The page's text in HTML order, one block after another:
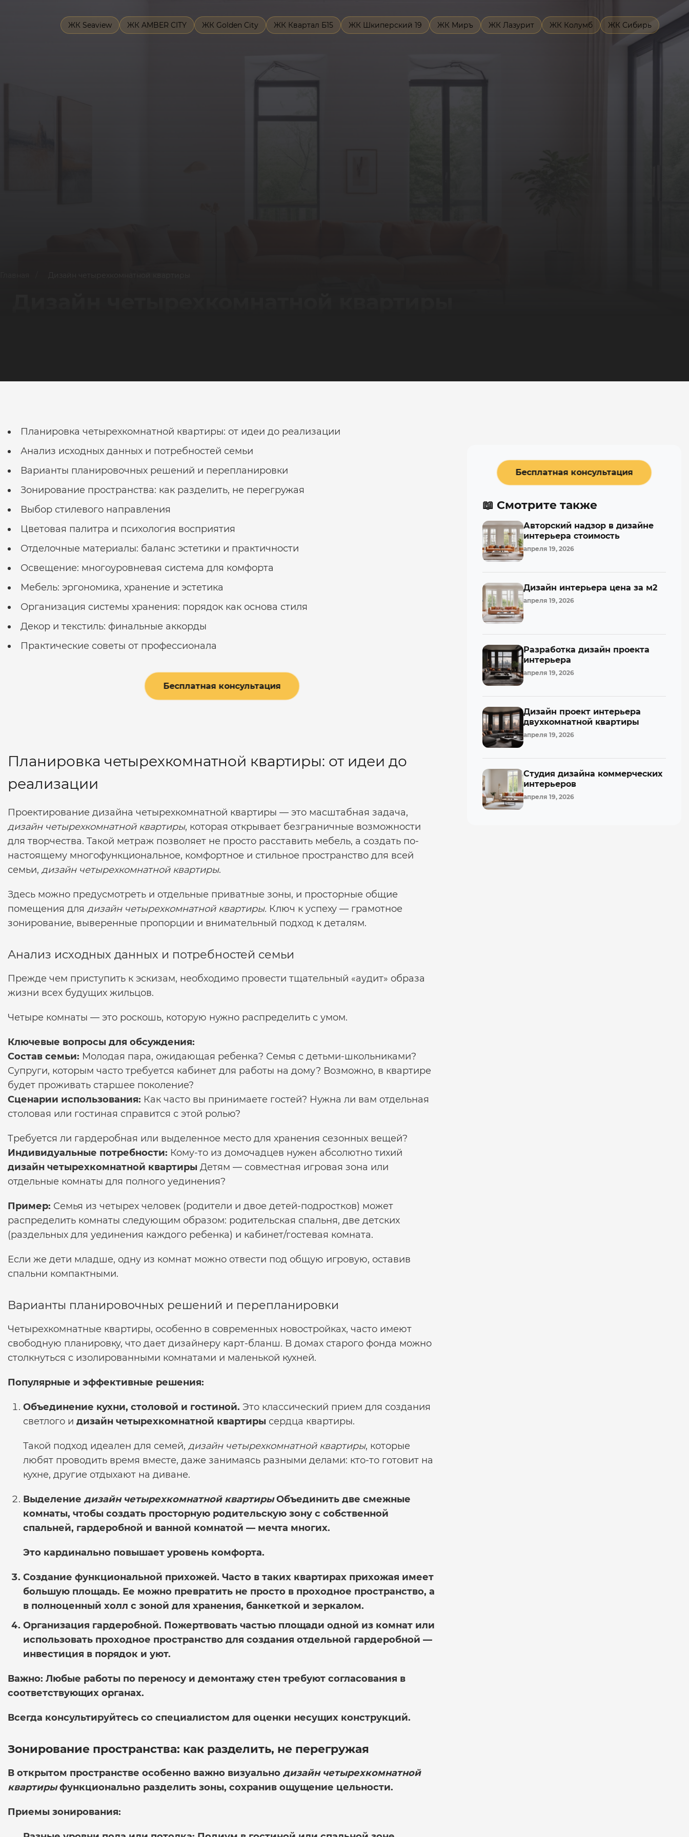
ЖК Seaview ЖК AMBER CITY ЖК Golden City ЖК Квартал Б15 ЖК Шкиперский 19 ЖК Миръ ЖК Лазурит ЖК Колумб ЖК Сибирь
Планировка четырехкомнатной квартиры: от идеи до реализации
Анализ исходных данных и потребностей семьи
Варианты планировочных решений и перепланировки
Зонирование пространства: как разделить, не перегружая
Выбор стилевого направления
Цветовая палитра и психология восприятия
Отделочные материалы: баланс эстетики и практичности
Освещение: многоуровневая система для комфорта
Мебель: эргономика, хранение и эстетика
Организация системы хранения: порядок как основа стиля
Декор и текстиль: финальные аккорды
Практические советы от профессионала
Бесплатная консультация
Планировка четырехкомнатной квартиры: от идеи до
реализации
Проектирование дизайна четырехкомнатной квартиры — это масштабная задача,
дизайн четырехкомнатной квартиры, которая открывает безграничные возможности
для творчества. Такой метраж позволяет не просто расставить мебель, а создать по-
настоящему многофункциональное, комфортное и стильное пространство для всей
семьи, дизайн четырехкомнатной квартиры.
Здесь можно предусмотреть и отдельные приватные зоны, и просторные общие
помещения для дизайн четырехкомнатной квартиры. Ключ к успеху — грамотное
зонирование, выверенные пропорции и внимательный подход к деталям.
Анализ исходных данных и потребностей семьи
Прежде чем приступить к эскизам, необходимо провести тщательный «аудит» образа
жизни всех будущих жильцов.
Четыре комнаты — это роскошь, которую нужно распределить с умом.
Ключевые вопросы для обсуждения:
Состав семьи: Молодая пара, ожидающая ребенка? Семья с детьми-школьниками?
Супруги, которым часто требуется кабинет для работы на дому? Возможно, в квартире
будет проживать старшее поколение?
Сценарии использования: Как часто вы принимаете гостей? Нужна ли вам отдельная
столовая или гостиная справится с этой ролью?
Требуется ли гардеробная или выделенное место для хранения сезонных вещей?
Индивидуальные потребности: Кому-то из домочадцев нужен абсолютно тихий
дизайн четырехкомнатной квартиры Детям — совместная игровая зона или
отдельные комнаты для полного уединения?
Пример: Семья из четырех человек (родители и двое детей-подростков) может
распределить комнаты следующим образом: родительская спальня, две детских
(раздельных для уединения каждого ребенка) и кабинет/гостевая комната.
Если же дети младше, одну из комнат можно отвести под общую игровую, оставив
спальни компактными.
Варианты планировочных решений и перепланировки
Четырехкомнатные квартиры, особенно в современных новостройках, часто имеют
свободную планировку, что дает дизайнеру карт-бланш. В домах старого фонда можно
столкнуться с изолированными комнатами и маленькой кухней.
Популярные и эффективные решения:
Объединение кухни, столовой и гостиной. Это классический прием для создания
светлого и дизайн четырехкомнатной квартиры сердца квартиры.
Такой подход идеален для семей, дизайн четырехкомнатной квартиры, которые
любят проводить время вместе, даже занимаясь разными делами: кто-то готовит на
кухне, другие отдыхают на диване.
Выделение дизайн четырехкомнатной квартирыОбъединить две смежные
комнаты, чтобы создать просторную родительскую зону с собственной
спальней, гардеробной и ванной комнатой — мечта многих.
Это кардинально повышает уровень комфорта.
Создание функциональной прихожей. Часто в таких квартирах прихожая имеет
большую площадь. Ее можно превратить не просто в проходное пространство, а
в полноценный холл с зоной для хранения, банкеткой и зеркалом.
Организация гардеробной. Пожертвовать частью площади одной из комнат или
использовать проходное пространство для создания отдельной гардеробной —
инвестиция в порядок и уют.
Важно: Любые работы по переносу и демонтажу стен требуют согласования в
соответствующих органах.
Всегда консультируйтесь со специалистом для оценки несущих конструкций.
Зонирование пространства: как разделить, не перегружая
В открытом пространстве особенно важно визуально дизайн четырехкомнатной
квартирыфункционально разделить зоны, сохранив ощущение цельности.
Приемы зонирования:
Бесплатная консультация
📖 Смотрите также
Авторский надзор в дизайне
интерьера стоимость
апреля 19, 2026
Дизайн интерьера цена за м2
апреля 19, 2026
Разработка дизайн проекта
интерьера
апреля 19, 2026
Дизайн проект интерьера
двухкомнатной квартиры
апреля 19, 2026
Студия дизайна коммерческих
интерьеров
апреля 19, 2026